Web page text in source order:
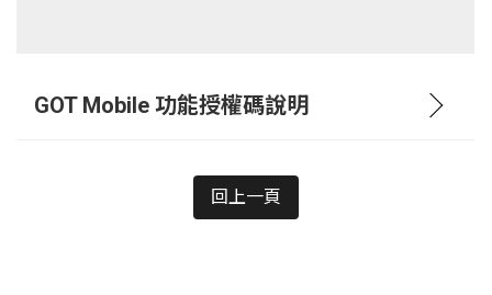
GOT Mobile 功能授權碼說明
回上一頁